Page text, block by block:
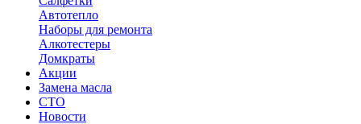
Автотепло
Наборы для ремонта
Алкотестеры
Домкраты
Акции
Замена масла
СТО
Новости